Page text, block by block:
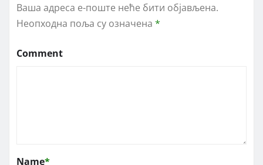
Ваша адреса е-поште неће бити објављена.
Неопходна поља су означена *
Comment
Name*